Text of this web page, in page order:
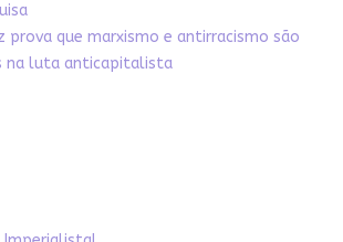
prova que marxismo e antirracismo são
na luta anticapitalista